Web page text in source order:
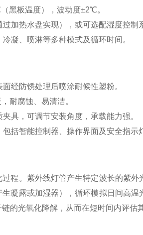
黑板温度），波动度±2℃。
过加热水盘实现），或可选配湿度控制
冷凝、喷淋等多种模式及循环时间。
经防锈处理后喷涂耐候性塑粉。
耐腐蚀、易清洁。
夹具，可调节安装角度，承载能力强。
括智能控制器、操作界面及安全指示
程。紫外线灯管产生特定波长的紫
凝露或加湿器），循环模拟日间高
的光氧化降解，从而在短时间内评估